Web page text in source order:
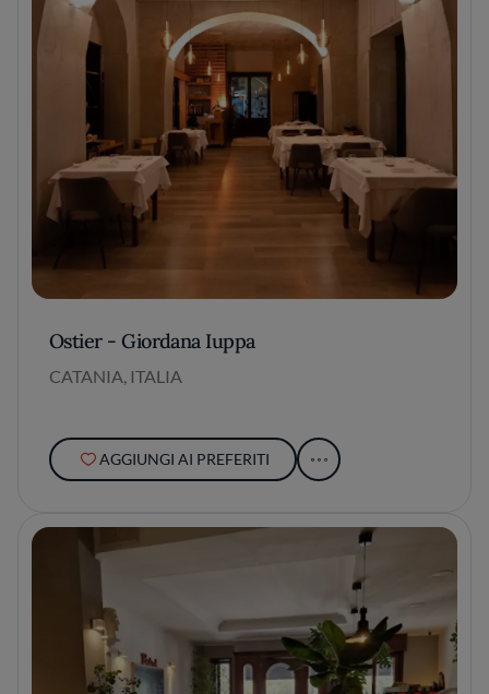
Ostier - Giordana Iuppa
CATANIA, ITALIA
AGGIUNGI AI PREFERITI